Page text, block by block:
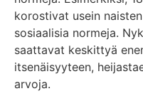
korostivat usein
sosiaalisia normeja.
saattavat keskittyä
itsenäisyyteen,
arvoja.